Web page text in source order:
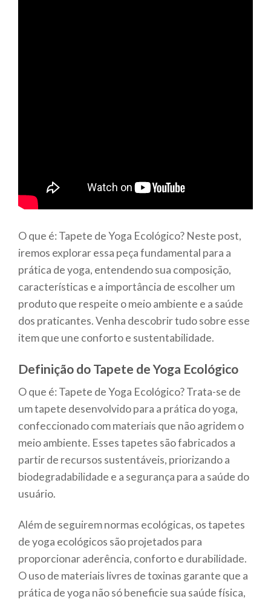
O que é: Tapete de Yoga Ecológico? Neste post,
iremos explorar essa peça fundamental para a
prática de yoga, entendendo sua composição,
características e a importância de escolher um
produto que respeite o meio ambiente e a saúde
dos praticantes. Venha descobrir tudo sobre esse
item que une conforto e sustentabilidade.
Definição do Tapete de Yoga Ecológico
O que é: Tapete de Yoga Ecológico? Trata-se de
um tapete desenvolvido para a prática do yoga,
confeccionado com materiais que não agridem o
meio ambiente. Esses tapetes são fabricados a
partir de recursos sustentáveis, priorizando a
biodegradabilidade e a segurança para a saúde do
usuário.
Além de seguirem normas ecológicas, os tapetes
de yoga ecológicos são projetados para
proporcionar aderência, conforto e durabilidade.
O uso de materiais livres de toxinas garante que a
prática de yoga não só beneficie sua saúde física,